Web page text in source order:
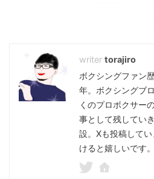
torajiro
ボクシングファン
年。ボクシングブ
くのプロボクサー
事として残してい
設。Xも投稿して
けると嬉しいです。